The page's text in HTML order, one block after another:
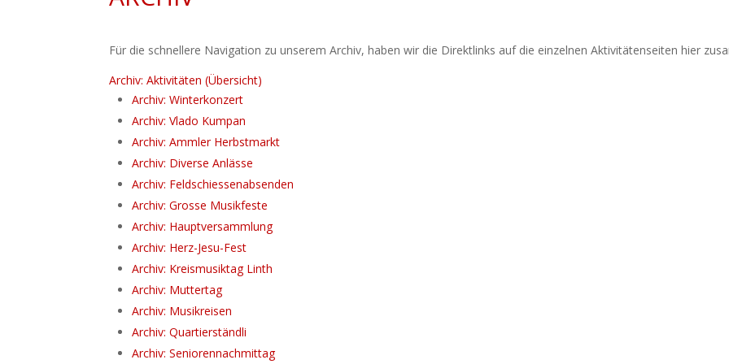
Für die schnellere Navigation zu unserem Archiv, haben wir die Direktlinks auf die einzelnen Aktivitätenseiten hier
Archiv: Aktivitäten (Übersicht)
Archiv: Winterkonzert
Archiv: Vlado Kumpan
Archiv: Ammler Herbstmarkt
Archiv: Diverse Anlässe
Archiv: Feldschiessenabsenden
Archiv: Grosse Musikfeste
Archiv: Hauptversammlung
Archiv: Herz-Jesu-Fest
Archiv: Kreismusiktag Linth
Archiv: Muttertag
Archiv: Musikreisen
Archiv: Quartierständli
Archiv: Seniorennachmittag